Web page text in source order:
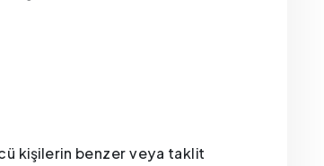
kişilerin benzer veya taklit